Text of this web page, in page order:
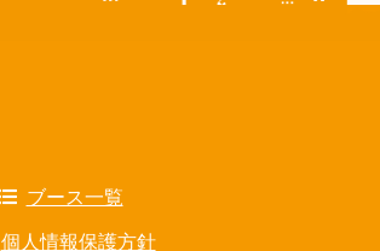
ブース一覧
個人情報保護方針